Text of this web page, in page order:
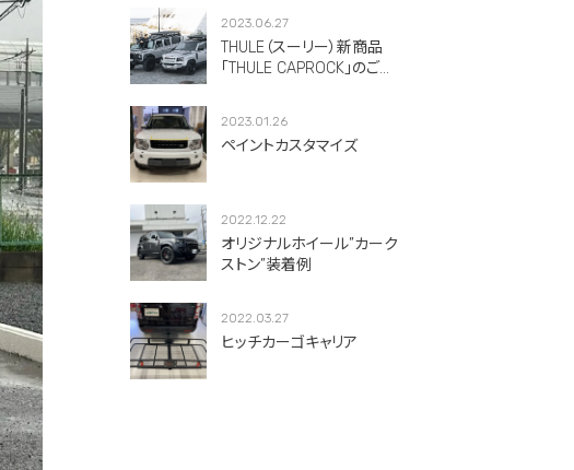
2023.06.27
THULE（スーリー）新商品
「THULE CAPROCK」のご紹
2023.01.26
ペイントカスタマイズ
2022.12.22
オリジナルホイール”カーク
ストン”装着例
2022.03.27
ヒッチカーゴキャリア